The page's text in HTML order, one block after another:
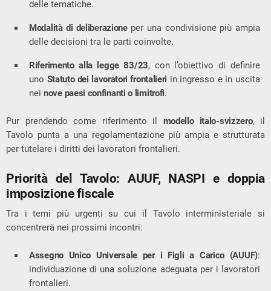
delle tematiche.
Modalità di deliberazioneper una condivisione più ampia
delle decisioni tra le parti coinvolte.
Riferimento alla legge 83/23, con l’obiettivo di definire
uno Statuto dei lavoratori frontalieri in ingresso e in uscita
nei nove paesi confinanti o limitrofi.
Pur prendendo come riferimento il modello italo-svizzero, il
Tavolo punta a una regolamentazione più ampia e strutturata
per tutelare i diritti dei lavoratori frontalieri.
Priorità del Tavolo: AUUF, NASPI e doppia
imposizione fiscale
Tra i temi più urgenti su cui il Tavolo interministeriale si
concentrerà nei prossimi incontri:
Assegno Unico Universale per i Figli a Carico (AUUF):
individuazione di una soluzione adeguata per i lavoratori
frontalieri.